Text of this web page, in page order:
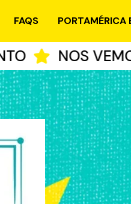
FAQS PORTAMÉRICA
NOS VEMOS